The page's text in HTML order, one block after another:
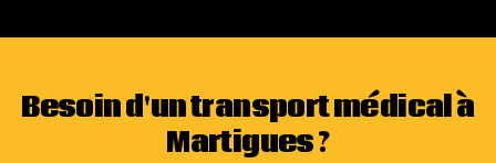
Besoin d'un transport médical à
Martigues ?